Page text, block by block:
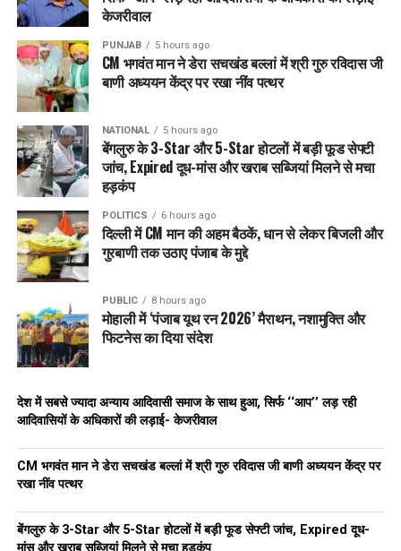
पंजाब और हरियाणा के कुछ स्थानों पर तेज सतही हवाएं चलने की संभावना
है।
RELATED TOPICS: LATEST NEWS PUNJAB
PUNJABNEWS
WEATHERALERTPUNJAB
गुरु रविदास के 650वें प्रकाश पर्व पर सालभर समागम:सीएम समेत
पूरी कैबिनेट खुरालगढ़ में, संत समाज तय करेगा प्रोग्राम
DON'T MISS
श्री गुरु रविदास महाराज जी के उपदेश के अनुसार समानता वाले
समाज की रचना के लिए Punjab सरकार प्रतिबद्ध: मुख्यमंत्री भगवंत
सिंह मान
केजरीवाल
PUNJAB 5 hours ago
CM भगवंत मान ने डेरा सचखंड बल्लां में श्री गुरु रविदास जी
बाणी अध्ययन केंद्र पर रखा नींव पत्थर
NATIONAL 5 hours ago
बेंगलुरु के 3-Star और 5-Star होटलों में बड़ी फूड सेफ्टी
जांच, Expired दूध-मांस और खराब सब्जियां मिलने से मचा
हड़कंप
POLITICS 6 hours ago
दिल्ली में CM मान की अहम बैठकें, धान से लेकर बिजली और
गुरबाणी तक उठाए पंजाब के मुद्दे
PUBLIC 8 hours ago
मोहाली में ‘पंजाब यूथ रन 2026’ मैराथन, नशामुक्ति और
फिटनेस का दिया संदेश
देश में सबसे ज्यादा अन्याय आदिवासी समाज के साथ हुआ, सिर्फ ‘‘आप’’ लड़ रही
आदिवासियों के अधिकारों की लड़ाई- केजरीवाल
CM भगवंत मान ने डेरा सचखंड बल्लां में श्री गुरु रविदास जी बाणी अध्ययन केंद्र पर
रखा नींव पत्थर
बेंगलुरु के 3-Star और 5-Star होटलों में बड़ी फूड सेफ्टी जांच, Expired दूध-
मांस और खराब सब्जियां मिलने से मचा हड़कंप